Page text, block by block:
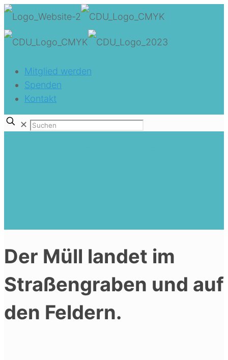
Mitglied werden
Spenden
Kontakt
✕
Der Müll landet im
Straßengraben und auf
den Feldern.